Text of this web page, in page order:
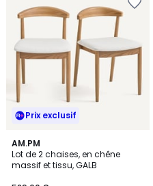
Prix exclusif
AM.PM
Lot de 2 chaises, en chêne
massif et tissu, GALB